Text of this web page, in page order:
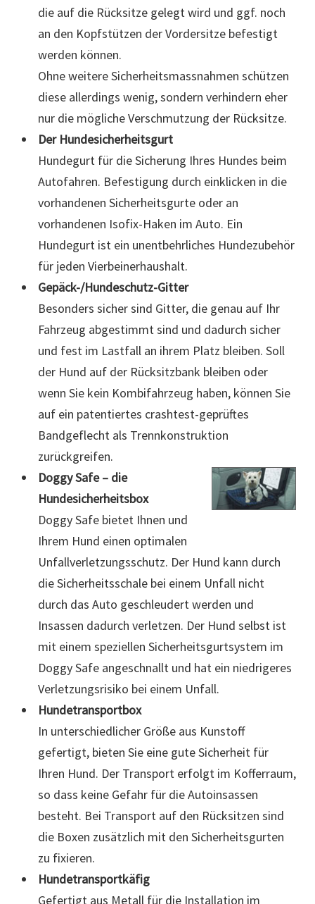
die auf die Rücksitze gelegt wird und ggf. noch
an den Kopfstützen der Vordersitze befestigt
werden können.
Ohne weitere Sicherheitsmassnahmen schützen
diese allerdings wenig, sondern verhindern eher
nur die mögliche Verschmutzung der Rücksitze.
Der Hundesicherheitsgurt
Hundegurt für die Sicherung Ihres Hundes beim
Autofahren. Befestigung durch einklicken in die
vorhandenen Sicherheitsgurte oder an
vorhandenen Isofix-Haken im Auto. Ein
Hundegurt ist ein unentbehrliches Hundezubehör
für jeden Vierbeinerhaushalt.
Gepäck-/Hundeschutz-Gitter
Besonders sicher sind Gitter, die genau auf Ihr
Fahrzeug abgestimmt sind und dadurch sicher
und fest im Lastfall an ihrem Platz bleiben. Soll
der Hund auf der Rücksitzbank bleiben oder
wenn Sie kein Kombifahrzeug haben, können Sie
auf ein patentiertes crashtest-geprüftes
Bandgeflecht als Trennkonstruktion
zurückgreifen.
Doggy Safe – die
Hundesicherheitsbox
Doggy Safe bietet Ihnen und
Ihrem Hund einen optimalen
Unfallverletzungsschutz. Der Hund kann durch
die Sicherheitsschale bei einem Unfall nicht
durch das Auto geschleudert werden und
Insassen dadurch verletzen. Der Hund selbst ist
mit einem speziellen Sicherheitsgurtsystem im
Doggy Safe angeschnallt und hat ein niedrigeres
Verletzungsrisiko bei einem Unfall.
Hundetransportbox
In unterschiedlicher Größe aus Kunstoff
gefertigt, bieten Sie eine gute Sicherheit für
Ihren Hund. Der Transport erfolgt im Kofferraum,
so dass keine Gefahr für die Autoinsassen
besteht. Bei Transport auf den Rücksitzen sind
die Boxen zusätzlich mit den Sicherheitsgurten
zu fixieren.
Hundetransportkäfig
Gefertigt aus Metall für die Installation im